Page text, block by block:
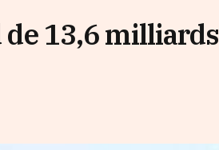
de 13,6 milliards